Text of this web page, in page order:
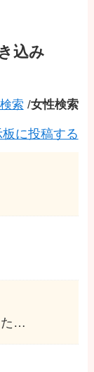
込み
索 /女性検索
に投稿する
た…